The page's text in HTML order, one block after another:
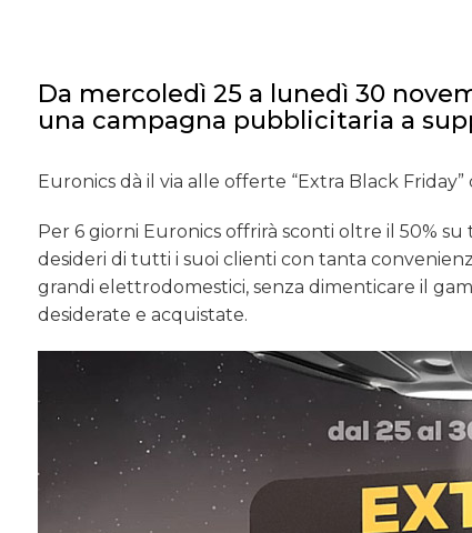
Da mercoledì 25 a lunedì 30
una campagna pubblicitaria a
Euronics dà il via alle offerte “Extra Black
Per 6 giorni Euronics offrirà sconti oltre il 50%
desideri di tutti i suoi clienti con tanta
grandi elettrodomestici, senza dimenticare il
desiderate e acquistate.